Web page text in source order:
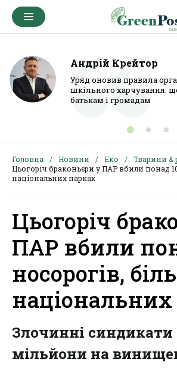
Андрій Крейтор
Уряд оновив правила
шкільного харчування:
батькам і громадам
Головна Новини Еко
Тварини &
Цьогоріч браконьєри у ПАР вбили понад
національних парках
Цьогоріч
ПАР вбили
носорогів,
Злочинні
мільйони на